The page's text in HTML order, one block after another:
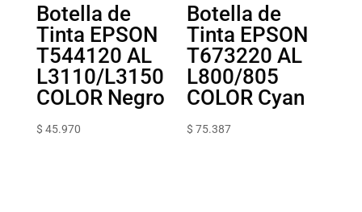
Botella de
Tinta EPSON
T544120 AL
L3110/L3150
COLOR Negro
$ 45.970
Botella de
Tinta EPSON
T673220 AL
L800/805
COLOR Cyan
$ 75.387